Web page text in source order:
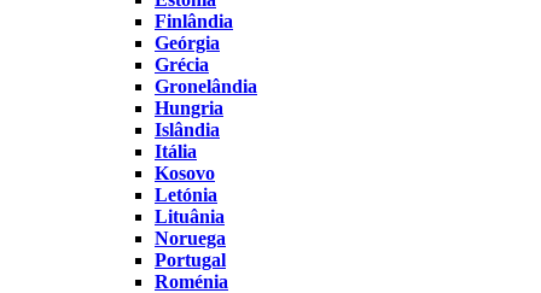
Finlândia
Geórgia
Grécia
Gronelândia
Hungria
Islândia
Itália
Kosovo
Letónia
Lituânia
Noruega
Portugal
Roménia